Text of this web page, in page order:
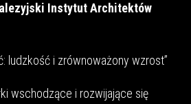
Instytut Architektów
ludzkość i zrównoważony wzrost”
wschodzące i rozwijające się